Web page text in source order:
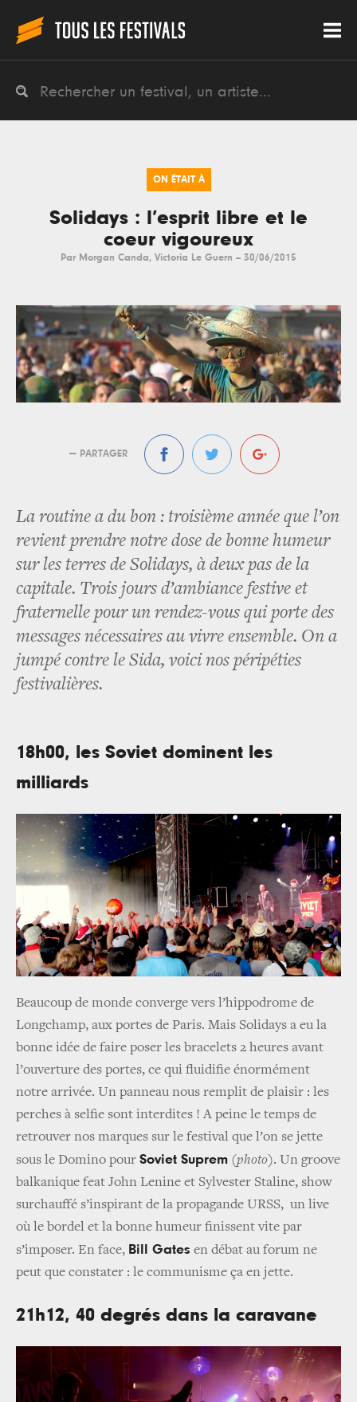
ON ÉTAIT À
Solidays : l’esprit libre et le
coeur vigoureux
Par Morgan Canda, Victoria Le Guern -- 30/06/2015
— PARTAGER
La routine a du bon : troisième année que l’on
revient prendre notre dose de bonne humeur
sur les terres de Solidays, à deux pas de la
capitale. Trois jours d’ambiance festive et
fraternelle pour un rendez-vous qui porte des
messages nécessaires au vivre ensemble. On a
jumpé contre le Sida, voici nos péripéties
festivalières.
18h00, les Soviet dominent les
milliards
Beaucoup de monde converge vers l’hippodrome de
Longchamp, aux portes de Paris. Mais Solidays a eu la
bonne idée de faire poser les bracelets 2 heures avant
l’ouverture des portes, ce qui fluidifie énormément
notre arrivée. Un panneau nous remplit de plaisir : les
perches à selfie sont interdites ! A peine le temps de
retrouver nos marques sur le festival que l’on se jette
sous le Domino pour Soviet Suprem (photo). Un groove
balkanique feat John Lenine et Sylvester Staline, show
surchauffé s’inspirant de la propagande URSS, un live
où le bordel et la bonne humeur finissent vite par
s’imposer. En face, Bill Gates en débat au forum ne
peut que constater : le communisme ça en jette.
21h12, 40 degrés dans la caravane